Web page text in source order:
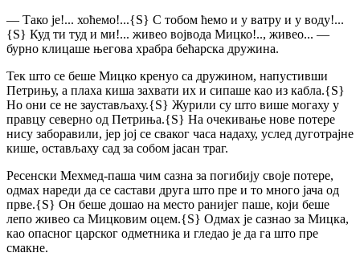
— Тако је!... хоћемо!...{S} С тобом ћемо и у ватру и у воду!...
{S} Куд ти туд и ми!... живео војвода Мицко!.., живео... —
бурно клицаше његова храбра бећарска дружина.
Тек што се беше Мицко кренуо са дружином, напустивши
Петрињу, а плаха киша захвати их и сипаше као из кабла.{S}
Но они се не заустављаху.{S} Журили су што више могаху у
правцу северно од Петриња.{S} На очекивање нове потере
нису заборавили, јер јој се сваког часа надаху, услед дуготрајне
кише, остављаху сад за собом јасан траг.
Ресенски Мехмед-паша чим сазна за погибију своје потере,
одмах нареди да се састави друга што пре и то много јача од
прве.{S} Он беше дошао на место ранијег паше, који беше
лепо живео са Мицковим оцем.{S} Одмах је сазнао за Мицка,
као опасног царског одметника и гледао је да га што пре
смакне.